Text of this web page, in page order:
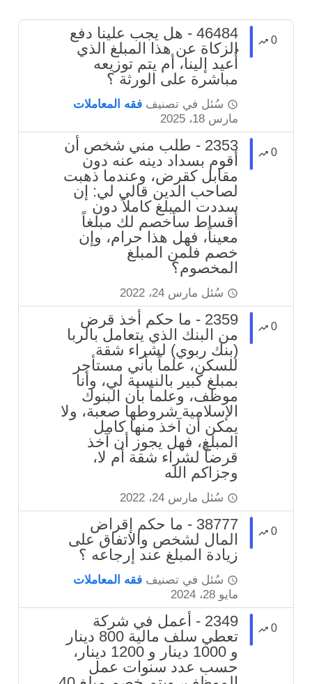
0
46484 - هل يجب علينا دفع
الزكاة عن هذا المبلغ الذي
أُعيد إلينا، أم يتم توزيعه
مباشرة على الورثة ؟
سُئل في تصنيففقه المعاملات
مارس 18، 2025
0
2353 - طلب مني شخص أن
أقوم بسداد دينه عنه دون
مقابل كقرض، وعندما ذهبت
لصاحب الدين قالي لي: إن
سددت المبلغ كاملاً دون
أقساط سأخصم لك مبلغاً
معيناً، فهل هذا حرام، وإن
خصم فلمن المبلغ
المخصوم؟
سُئل مارس 24، 2022
0
2359 - ما حكم أخذ قرض
من البنك الذي يتعامل بالربا
(بنك ربوي) لشراء شقة
للسكن، علماً بأني مستأجر
بمبلغ كبير بالنسبة لي، وأنا
موظف، وعلماً بأن البنوك
الإسلامية شروطها صعبة، ولا
يمكن أن آخذ منها كامل
المبلغ، فهل يجوز أن آخذ
قرضاً لشراء شقة أم لا،
وجزاكم الله
سُئل مارس 24، 2022
0
38777 - ما حكم إقراض
المال لشخص والاتفاق على
زيادة المبلغ عند إرجاعه ؟
سُئل في تصنيففقه المعاملات
مايو 28، 2024
0
2349 - أعمل في شركة
تعطي سلف مالية 800 دينار
و 1000 دينار و 1200 دينار،
حسب عدد سنوات عمل